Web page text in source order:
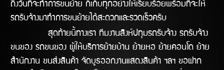
ถึงวันที่จะทำการขนย้าย ก็เก็บทุกอย่างให้เรียบร้อยพร้อมที่จะให้
รถรับจ้างมาทำการขนย้ายได้สะดวกและรวดเร็วครับ
สุดท้ายนี้ทางเรา ทีมงานสิงห์ปทุมรถรับจ้าง รถรับจ้าง
ขนของ รถขนของ ผู้ให้บริการย้ายบ้าน ย้ายหอ ย้ายคอนโด ย้าย
สำนักงาน ขนส่งสินค้า จัดบูธออกงานแสดงสินค้า ฯลฯ ขอฝาก